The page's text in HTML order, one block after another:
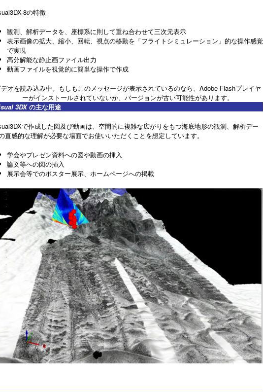
8の特徴
観測、解析データを、座標系に則して重ね合わせて三次元表示
表示画像の拡大、縮小、回転、視点の移動を「フライトシミュレーション」的な操作感覚
で実現
高分解能な静止画ファイル出力
動画ファイルを視覚的に簡単な操作で作成
デオを読み込み中。もしもこのメッセージが表示されているのなら、Adobe Flashプレイヤ
ーがインストールされていないか、バージョンが古い可能性があります。
3DXの主な用途
で作成した図及び動画は、空間的に複雑な広がりをもつ海底地形の観測、解析デー
直感的な理解が必要な場面でお使いいただくことを想定しています。
学会やプレゼン資料への図や動画の挿入
論文等への図の挿入
展示会等でのポスター展示、ホームページへの掲載